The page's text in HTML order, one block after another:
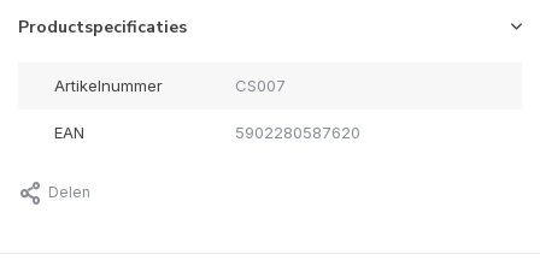
Productspecificaties
Artikelnummer CS007
EAN 5902280587620
Delen